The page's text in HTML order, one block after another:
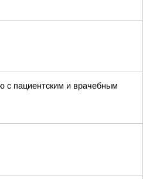
с пациентским и врачебным